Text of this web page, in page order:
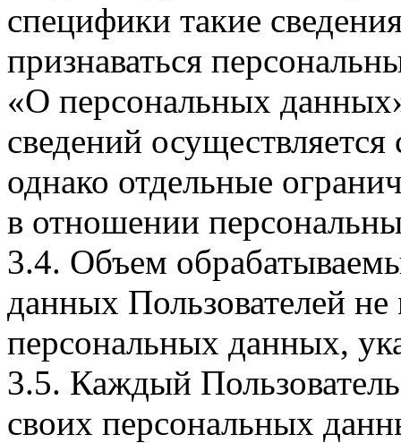
специфики такие
признаваться
«О персональных
сведений
однако отдельные
в отношении
3.4. Объем
данных Пользователей
персональных данных,
3.5. Каждый
своих персональных